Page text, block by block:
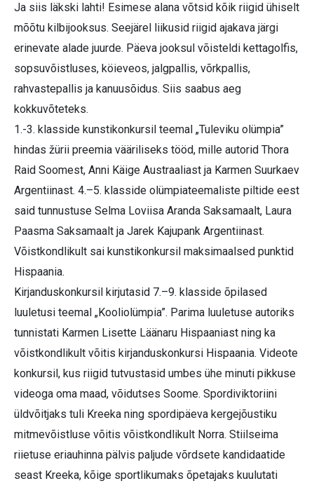
Ja siis läkski lahti! Esimese alana võtsid kõik riigid ühiselt
mõõtu kilbijooksus. Seejärel liikusid riigid ajakava järgi
erinevate alade juurde. Päeva jooksul võisteldi kettagolfis,
sopsuvõistluses, köieveos, jalgpallis, võrkpallis,
rahvastepallis ja kanuusõidus. Siis saabus aeg
kokkuvõteteks.
1.-3. klasside kunstikonkursil teemal „Tuleviku olümpia”
hindas žürii preemia vääriliseks tööd, mille autorid Thora
Raid Soomest, Anni Käige Austraaliast ja Karmen Suurkaev
Argentiinast. 4.–5. klasside olümpiateemaliste piltide eest
said tunnustuse Selma Loviisa Aranda Saksamaalt, Laura
Paasma Saksamaalt ja Jarek Kajupank Argentiinast.
Võistkondlikult sai kunstikonkursil maksimaalsed punktid
Hispaania.
Kirjanduskonkursil kirjutasid 7.–9. klasside õpilased
luuletusi teemal „Kooliolümpia”. Parima luuletuse autoriks
tunnistati Karmen Lisette Läänaru Hispaaniast ning ka
võistkondlikult võitis kirjanduskonkursi Hispaania. Videote
konkursil, kus riigid tutvustasid umbes ühe minuti pikkuse
videoga oma maad, võidutses Soome. Spordiviktoriini
üldvõitjaks tuli Kreeka ning spordipäeva kergejõustiku
mitmevõistluse võitis võistkondlikult Norra. Stiilseima
riietuse eriauhinna pälvis paljude võrdsete kandidaatide
seast Kreeka, kõige sportlikumaks õpetajaks kuulutati